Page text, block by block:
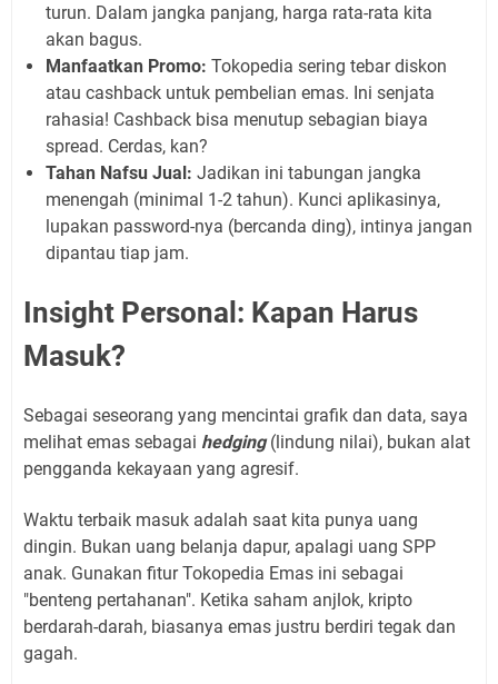
turun. Dalam jangka panjang, harga rata-rata kita
akan bagus.
Manfaatkan Promo: Tokopedia sering tebar diskon
atau cashback untuk pembelian emas. Ini senjata
rahasia! Cashback bisa menutup sebagian biaya
spread. Cerdas, kan?
Tahan Nafsu Jual: Jadikan ini tabungan jangka
menengah (minimal 1-2 tahun). Kunci aplikasinya,
lupakan password-nya (bercanda ding), intinya jangan
dipantau tiap jam.
Insight Personal: Kapan Harus
Masuk?
Sebagai seseorang yang mencintai grafik dan data, saya
melihat emas sebagai hedging(lindung nilai), bukan alat
pengganda kekayaan yang agresif.
Waktu terbaik masuk adalah saat kita punya uang
dingin. Bukan uang belanja dapur, apalagi uang SPP
anak. Gunakan fitur Tokopedia Emas ini sebagai
"benteng pertahanan". Ketika saham anjlok, kripto
berdarah-darah, biasanya emas justru berdiri tegak dan
gagah.